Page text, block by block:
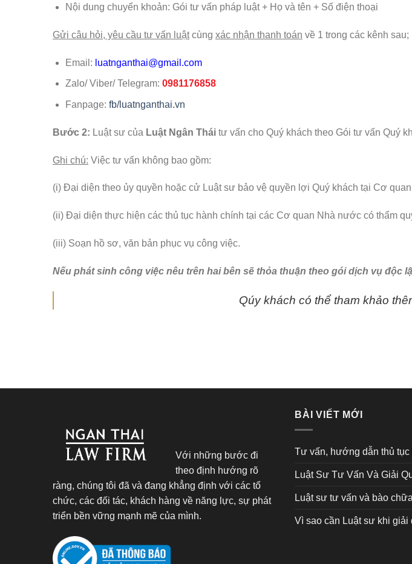
Nội dung chuyển khoản: Gói tư vấn pháp luật + Họ và tên + Số điện thoại
Gửi câu hỏi, yêu cầu tư vấn luậtcùng xác nhận thanh toán về 1 trong các kênh sau;
Email: luatnganthai@gmail.com
Zalo/ Viber/ Telegram: 0981176858
Fanpage: fb/luatnganthai.vn
Bước 2: Luật sư của Luật Ngân Thái tư vấn cho Quý khách theo Gói tư vấn Quý
Ghi chú: Việc tư vấn không bao gồm:
(i) Đại diện theo ủy quyền hoặc cử Luật sư bảo vệ quyền lợi Quý khách tại Cơ
(ii) Đại diện thực hiện các thủ tục hành chính tại các Cơ quan Nhà nước có thẩm
(iii) Soạn hồ sơ, văn bản phục vụ công việc.
Nếu phát sinh công việc nêu trên hai bên sẽ thỏa thuận theo gói dịch vụ độc
Qúy khách có thể tham khảo
Với những bước đi
theo định hướng rõ
ràng, chúng tôi đã và đang khẳng định với các tổ
chức, các đối tác, khách hàng về năng lực, sự phát
triển bền vững mạnh mẽ của mình.
BÀI VIẾT MỚI
Tư vấn, hướng dẫn thủ
Luật Sư Tư Vấn Và Giải
Luật sư tư vấn và bào
Vì sao cần Luật sư khi giải